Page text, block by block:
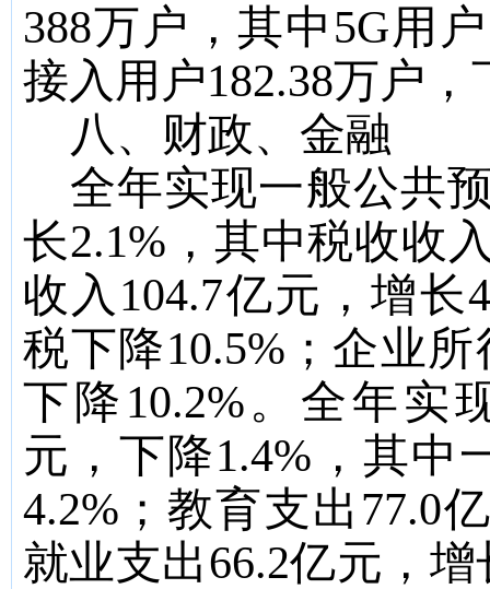
388万户，其中5G用户
接入用户182.38万户，
八、财政、金融
全年实现一般公共
长2.1% ，其中税收收
收入 104.7亿元，增长
税下降10.5% ；企业
下降 10.2%。全年实
元，下降1.4% ，其中
4.2% ；教育支出 77.0
就业支出66.2亿元，增